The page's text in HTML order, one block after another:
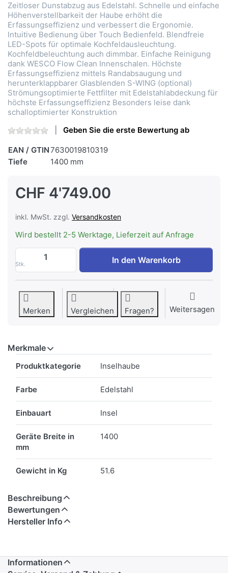
Zeitloser Dunstabzug aus Edelstahl. Schnelle und einfache
Höhenverstellbarkeit der Haube erhöht die
Erfassungseffizienz und verbessert die Ergonomie.
Intuitive Bedienung über Touch Bedienfeld. Blendfreie
LED-Spots für optimale Kochfeldausleuchtung.
Kochfeldbeleuchtung auch dimmbar. Einfache Reinigung
dank WESCO Flow Clean Innenschalen. Höchste
Erfassungseffizienz mittels Randabsaugung und
herunterklappbarer Glasblenden S-WING (optional)
Strömungsoptimierte Fettfilter mit Edelstahlabdeckung für
höchste Erfassungseffizienz Besonders leise dank
schalloptimierter Konstruktion
Geben Sie die erste Bewertung ab
EAN / GTIN7630019810319
Tiefe
1400 mm
CHF 4'749.00
inkl. MwSt. zzgl. Versandkosten
Wird bestellt 2-5 Werktage, Lieferzeit auf Anfrage
Stk.
WESCO FHE Teleskop Quadro 7-140
In den Warenkorb
Merken Vergleichen Fragen? Weitersagen
Merkmale
Produktkategorie Inselhaube
Farbe Edelstahl
Einbauart Insel
Geräte Breite in
mm
1400
Gewicht in Kg 51.6
Beschreibung
Bewertungen
Hersteller Info
Informationen